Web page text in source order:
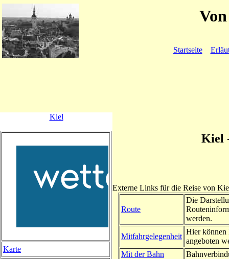
Startseite
Kiel
Externe Links für die Reise von
Route
Die
werden.
Mitfahrgelegenheit
Hier können
angeboten
Mit der Bahn
Kiel
Karte